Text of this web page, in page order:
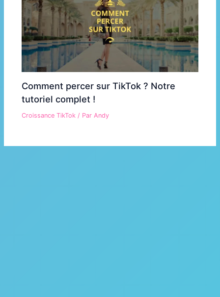
Comment percer sur TikTok ? Notre
tutoriel complet !
Croissance TikTok / ParAndy